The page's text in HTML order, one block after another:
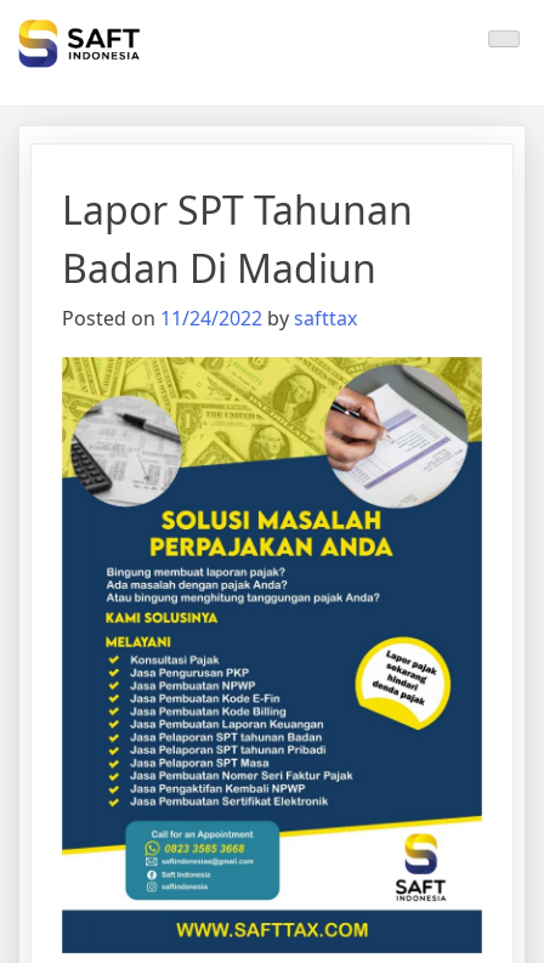
Solisi Perjakan Anda
Lapor SPT Tahunan
Badan Di Madiun
Posted on 11/24/2022 bysafttax